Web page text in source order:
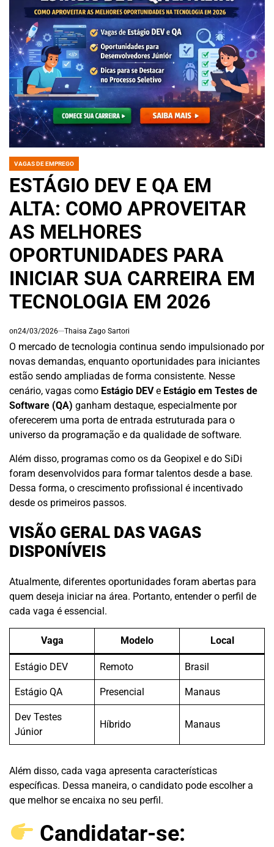
POSTED
VAGAS DE EMPREGO
ESTÁGIO DEV E QA EM
ALTA: COMO APROVEITAR
AS MELHORES
OPORTUNIDADES PARA
INICIAR SUA CARREIRA EM
TECNOLOGIA EM 2026
on24/03/2026 Thaisa Zago Sartori
O mercado de tecnologia continua sendo impulsionado por
novas demandas, enquanto oportunidades para iniciantes
estão sendo ampliadas de forma consistente. Nesse
cenário, vagas como Estágio DEVe Estágio em Testes de
Software (QA) ganham destaque, especialmente por
oferecerem uma porta de entrada estruturada para o
universo da programação e da qualidade de software.
Além disso, programas como os da Geopixel e do SiDi
foram desenvolvidos para formar talentos desde a base.
Dessa forma, o crescimento profissional é incentivado
desde os primeiros passos.
VISÃO GERAL DAS VAGAS
DISPONÍVEIS
Atualmente, diferentes oportunidades foram abertas para
quem deseja iniciar na área. Portanto, entender o perfil de
cada vaga é essencial.
Vaga Modelo Local
Estágio DEV Remoto Brasil
Estágio QA Presencial Manaus
Dev Testes
Júnior
Híbrido Manaus
Além disso, cada vaga apresenta características
específicas. Dessa maneira, o candidato pode escolher a
que melhor se encaixa no seu perfil.
Candidatar-se: